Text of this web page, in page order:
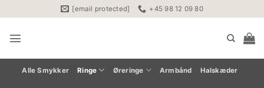
til
indhold
[email protected] +45 98 12 09 80
Alle Smykker Ringe Øreringe Armbånd Halskæder